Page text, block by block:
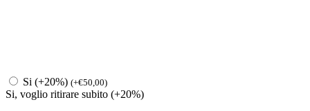
Si (+20%) (+€50,00)
Si, voglio ritirare subito (+20%)